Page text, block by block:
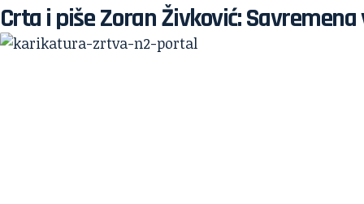
Crta i piše Zoran Živković: